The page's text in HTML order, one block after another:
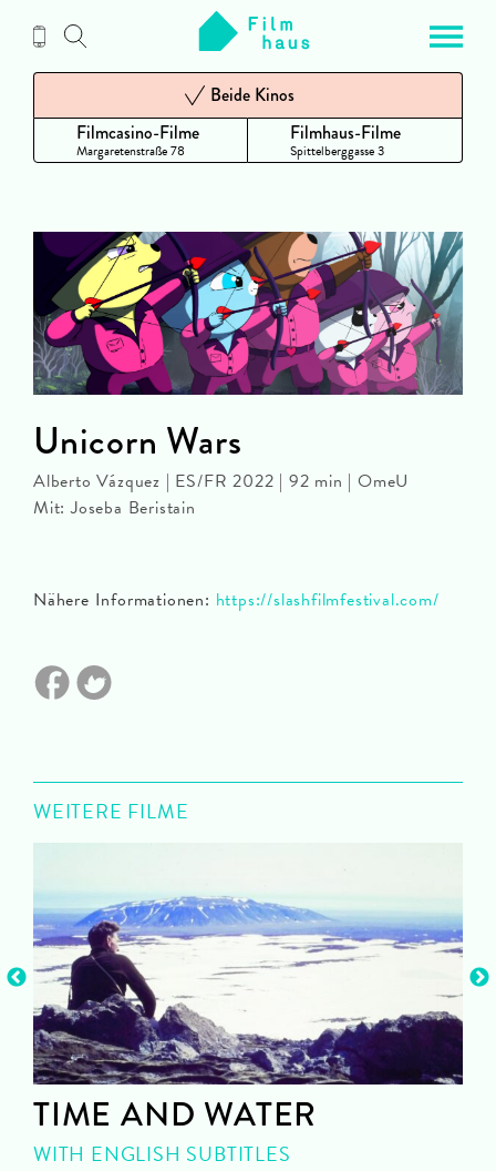
Inhalt
Filmcasino-Filme
Margaretenstraße 78
Beide Kinos
Filmhaus-Filme
Spittelberggasse 3
Nähere Informationen: https://slashfilmfestival.com/
Unicorn Wars
Alberto Vázquez | ES/FR 2022 | 92 min | OmeU
Mit: Joseba Beristain
WEITERE FILME
TIME AND WATER
WITH ENGLISH SUBTITLES